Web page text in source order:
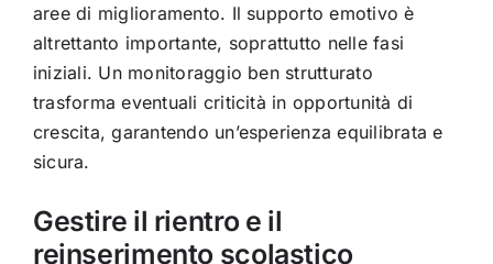
aree di miglioramento. Il supporto emotivo è
altrettanto importante, soprattutto nelle fasi
iniziali. Un monitoraggio ben strutturato
trasforma eventuali criticità in opportunità di
crescita, garantendo un’esperienza equilibrata e
sicura.
Gestire il rientro e il
reinserimento scolastico